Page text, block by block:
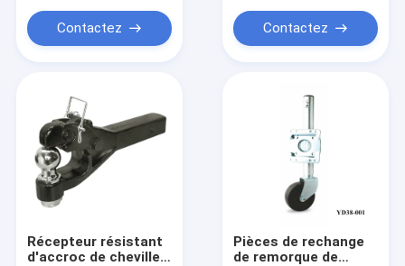
Contactez Contactez
Récepteur résistant
d'accroc de cheville
Pièces de rechange
de remorque de